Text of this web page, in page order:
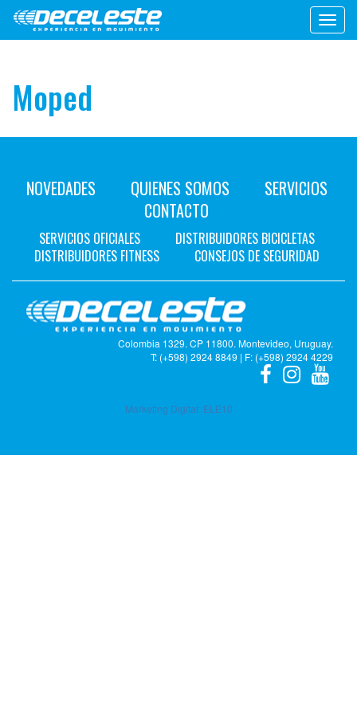
Moped
NOVEDADES QUIENES SOMOS
SERVICIOS
CONTACTO
SERVICIOS OFICIALES
DISTRIBUIDORES BICICLETAS
DISTRIBUIDORES FITNESS
CONSEJOS DE SEGURIDAD
Colombia 1329. CP 11800. Montevideo, Uruguay.
T: (+598) 2924 8849 | F: (+598) 2924 4229
Marketing Digital: ELE10